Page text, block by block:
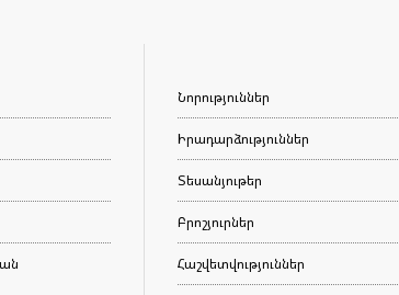
Նորություններ
Իրադարձություններ
Տեսանյութեր
Բրոշյուրներ
Հաշվետվություններ